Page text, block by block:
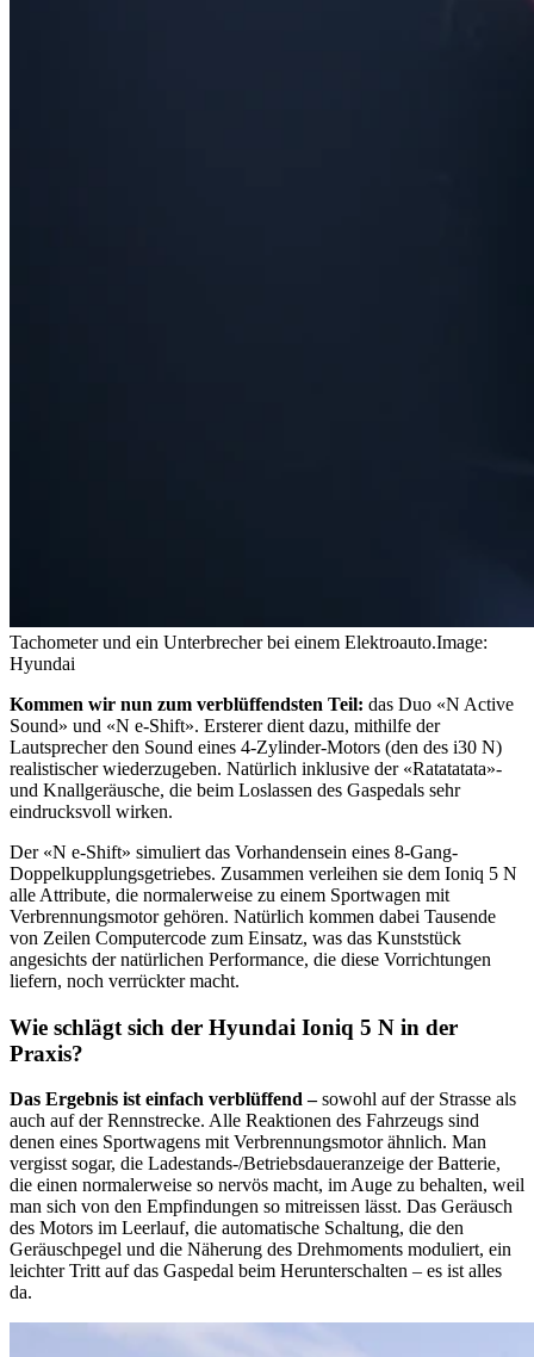
Tachometer und ein Unterbrecher bei einem Elektroauto.Image:
Hyundai
Kommen wir nun zum verblüffendsten Teil: das Duo «N Active
Sound» und «N e-Shift». Ersterer dient dazu, mithilfe der
Lautsprecher den Sound eines 4-Zylinder-Motors (den des i30 N)
realistischer wiederzugeben. Natürlich inklusive der «Ratatatata»-
und Knallgeräusche, die beim Loslassen des Gaspedals sehr
eindrucksvoll wirken.
Der «N e-Shift» simuliert das Vorhandensein eines 8-Gang-
Doppelkupplungsgetriebes. Zusammen verleihen sie dem Ioniq 5 N
alle Attribute, die normalerweise zu einem Sportwagen mit
Verbrennungsmotor gehören. Natürlich kommen dabei Tausende
von Zeilen Computercode zum Einsatz, was das Kunststück
angesichts der natürlichen Performance, die diese Vorrichtungen
liefern, noch verrückter macht.
Wie schlägt sich der Hyundai Ioniq 5 N in der
Praxis?
Das Ergebnis ist einfach verblüffend –sowohl auf der Strasse als
auch auf der Rennstrecke. Alle Reaktionen des Fahrzeugs sind
denen eines Sportwagens mit Verbrennungsmotor ähnlich. Man
vergisst sogar, die Ladestands-/Betriebsdaueranzeige der Batterie,
die einen normalerweise so nervös macht, im Auge zu behalten, weil
man sich von den Empfindungen so mitreissen lässt. Das Geräusch
des Motors im Leerlauf, die automatische Schaltung, die den
Geräuschpegel und die Näherung des Drehmoments moduliert, ein
leichter Tritt auf das Gaspedal beim Herunterschalten – es ist alles
da.